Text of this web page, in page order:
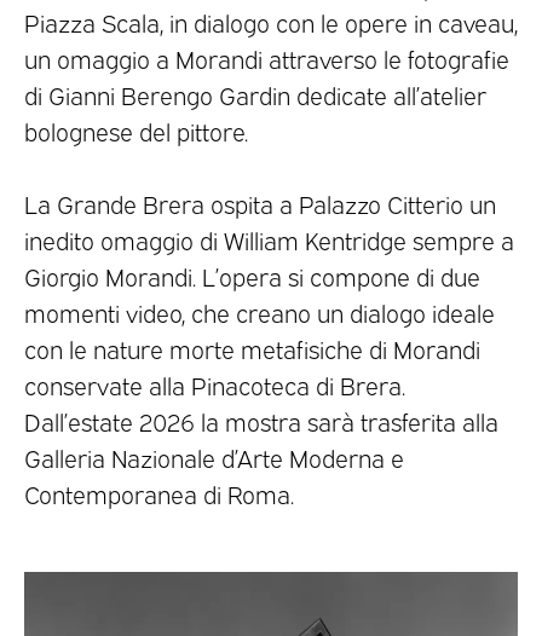
Piazza Scala, in dialogo con le opere in caveau,
un omaggio a Morandi attraverso le fotografie
di Gianni Berengo Gardin dedicate all’atelier
bolognese del pittore.
La Grande Brera ospita a Palazzo Citterio un
inedito omaggio di William Kentridge sempre a
Giorgio Morandi. L’opera si compone di due
momenti video, che creano un dialogo ideale
con le nature morte metafisiche di Morandi
conservate alla Pinacoteca di Brera.
Dall’estate 2026 la mostra sarà trasferita alla
Galleria Nazionale d’Arte Moderna e
Contemporanea di Roma.